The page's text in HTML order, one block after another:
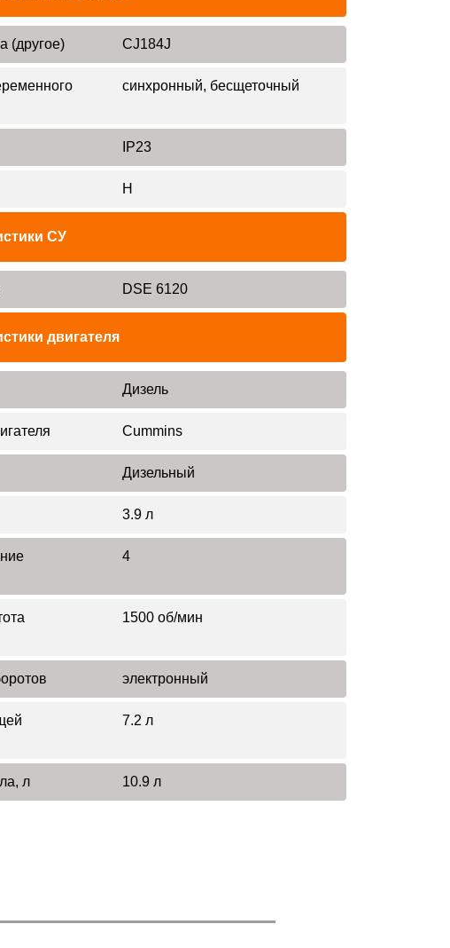
(другое) CJ184J
синхронный, бесщеточный
IP23
H
СУ
DSE 6120
двигателя
Дизель
Cummins
Дизельный
3.9 л
4
1500 об/мин
электронный
7.2 л
л 10.9 л